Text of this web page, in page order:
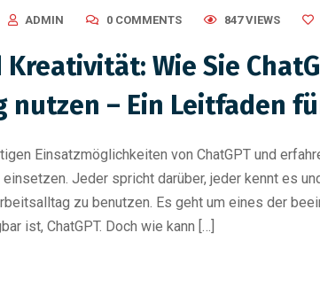
ADMIN 0 COMMENTS 847 VIEWS
Wie Sie
– Ein Leitfaden
Einsatzmöglichkeiten von ChatGPT und
Jeder spricht darüber, jeder kennt es
zu benutzen. Es geht um eines der
ist, ChatGPT. Doch wie kann […]